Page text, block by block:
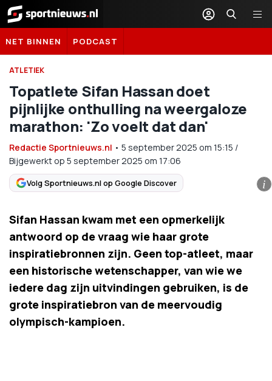
Sportnieuws.nl
NET BINNEN PODCAST
ATLETIEK
Topatlete Sifan Hassan doet
pijnlijke onthulling na weergaloze
marathon: 'Zo voelt dat dan'
Redactie Sportnieuws.nl • 5 september 2025 om 15:15 /
Bijgewerkt op 5 september 2025 om 17:06
Volg Sportnieuws.nl op Google Discover i
Sifan Hassan kwam met een opmerkelijk
antwoord op de vraag wie haar grote
inspiratiebronnen zijn. Geen top-atleet, maar
een historische wetenschapper, van wie we
iedere dag zijn uitvindingen gebruiken, is de
grote inspiratiebron van de meervoudig
olympisch-kampioen.